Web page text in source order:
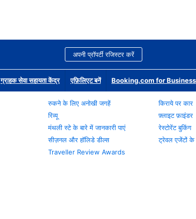
अपनी प्रॉपर्टी रजिस्टर करें
ग्राहक सेवा सहायता केंद्र एफ़िलिएट बनें Booking.com for Business
रुकने के लिए अनोखी जगहें
रिव्यू
मंथली स्टे के बारे में जानकारी पाएं
सीज़नल और हॉलिडे डील्स
Traveller Review Awards
किराये पर कार
फ़्लाइट फ़ाइंडर
रेस्टोरेंट बुकिंग
ट्रेवल एजेंटों